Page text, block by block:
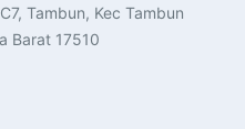
Tambun, Kec Tambun
Barat 17510​